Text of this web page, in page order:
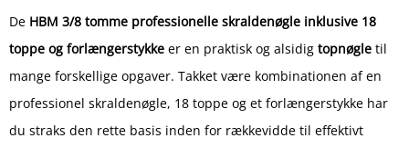
De HBM 3/8 tomme professionelle skraldenøgle inklusive 18
toppe og forlængerstykke er en praktisk og alsidig topnøgle til
mange forskellige opgaver. Takket være kombinationen af en
professionel skraldenøgle, 18 toppe og et forlængerstykke har
du straks den rette basis inden for rækkevidde til effektivt